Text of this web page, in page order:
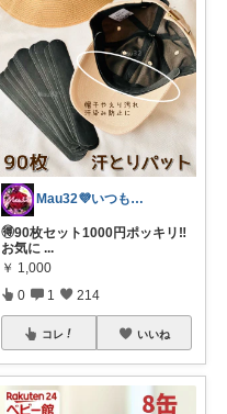
Mau32💜いつも有難うございます😊
🉐90枚セット1000円ポッキリ‼️
お気に ...
￥ 1,000
0 1 214
コレ いいね